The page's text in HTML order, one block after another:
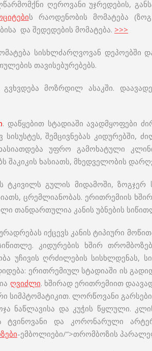
ღეროვანი უჯრედების,
ს რაოდენობის მომატება
და შედედების მომატება. >>>
სისხლძარღვოვან დეპოებში
თავისებურებებს.
მოზრდილ ასაკში.
. დაწყებით სტადიაში ავადმყოფები
შემცივნებას კიდურებში,
უფრო გამოხატული
შაკიკის ხასიათს, მხედველობის
ტკივილს გულის მიდამოში, ზოგჯერ
ცრემლიანობას. ერითრემიის
თანდართულია კანის უბნების
იქცევს კანის ტიპიური
კიდურების ხშირ
უჩივის ღრძილების სისხლდენას,
ერითრემიულ სტადიაში ის
ღვიძლი. ხშირად ერითრემიით
სიმპტომატიკით. ლორწოვანი
ნაწლავისა და კუჭის წყლული.
ტვინოვანი და კორონარული
-ემბოლიები/”>თრომბოზის